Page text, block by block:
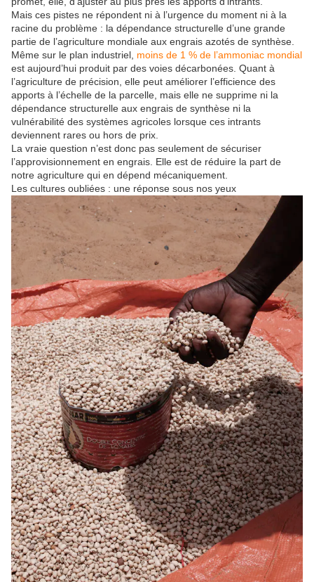
Mais ces pistes ne répondent ni à l’urgence du moment ni à la
racine du problème : la dépendance structurelle d’une grande
partie de l’agriculture mondiale aux engrais azotés de synthèse.
Même sur le plan industriel, moins de 1 % de l’ammoniac mondial
est aujourd’hui produit par des voies décarbonées. Quant à
l’agriculture de précision, elle peut améliorer l’efficience des
apports à l’échelle de la parcelle, mais elle ne supprime ni la
dépendance structurelle aux engrais de synthèse ni la
vulnérabilité des systèmes agricoles lorsque ces intrants
deviennent rares ou hors de prix.
La vraie question n’est donc pas seulement de sécuriser
l’approvisionnement en engrais. Elle est de réduire la part de
notre agriculture qui en dépend mécaniquement.
Les cultures oubliées : une réponse sous nos yeux